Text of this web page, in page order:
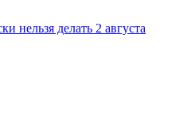
нельзя делать 2 августа